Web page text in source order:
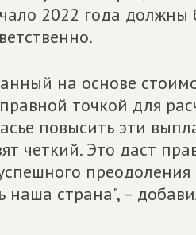
2022 года должны
на основе
точкой для
повысить эти
четкий. Это даст
наша страна", –